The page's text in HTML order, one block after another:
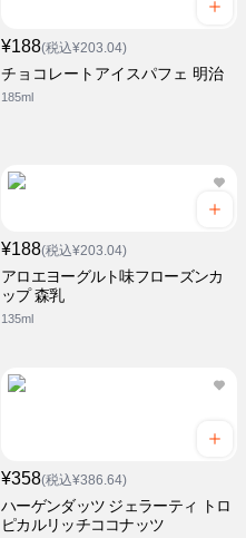
¥188(税込¥203.04)
チョコレートアイスパフェ 明治
185ml
¥188(税込¥203.04)
アロエヨーグルト味フローズンカ
ップ 森乳
135ml
¥358(税込¥386.64)
ハーゲンダッツ ジェラーティ トロ
ピカルリッチココナッツ